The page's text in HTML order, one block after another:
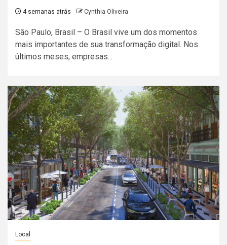
4 semanas atrás Cynthia Oliveira
São Paulo, Brasil – O Brasil vive um dos momentos
mais importantes de sua transformação digital. Nos
últimos meses, empresas...
Local